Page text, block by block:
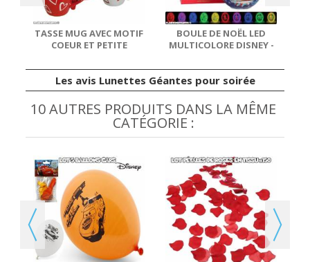
TASSE MUG AVEC MOTIF
COEUR ET PETITE
BOULE DE NOËL LED
MULTICOLORE DISNEY -
Les avis Lunettes Géantes pour soirée
10 AUTRES PRODUITS DANS LA MÊME
CATÉGORIE :